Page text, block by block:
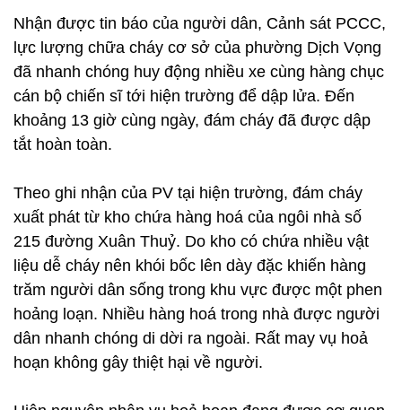
Nhận được tin báo của người dân, Cảnh sát PCCC,
lực lượng chữa cháy cơ sở của phường Dịch Vọng
đã nhanh chóng huy động nhiều xe cùng hàng chục
cán bộ chiến sĩ tới hiện trường để dập lửa. Đến
khoảng 13 giờ cùng ngày, đám cháy đã được dập
tắt hoàn toàn.
Theo ghi nhận của PV tại hiện trường, đám cháy
xuất phát từ kho chứa hàng hoá của ngôi nhà số
215 đường Xuân Thuỷ. Do kho có chứa nhiều vật
liệu dễ cháy nên khói bốc lên dày đặc khiến hàng
trăm người dân sống trong khu vực được một phen
hoảng loạn. Nhiều hàng hoá trong nhà được người
dân nhanh chóng di dời ra ngoài. Rất may vụ hoả
hoạn không gây thiệt hại về người.